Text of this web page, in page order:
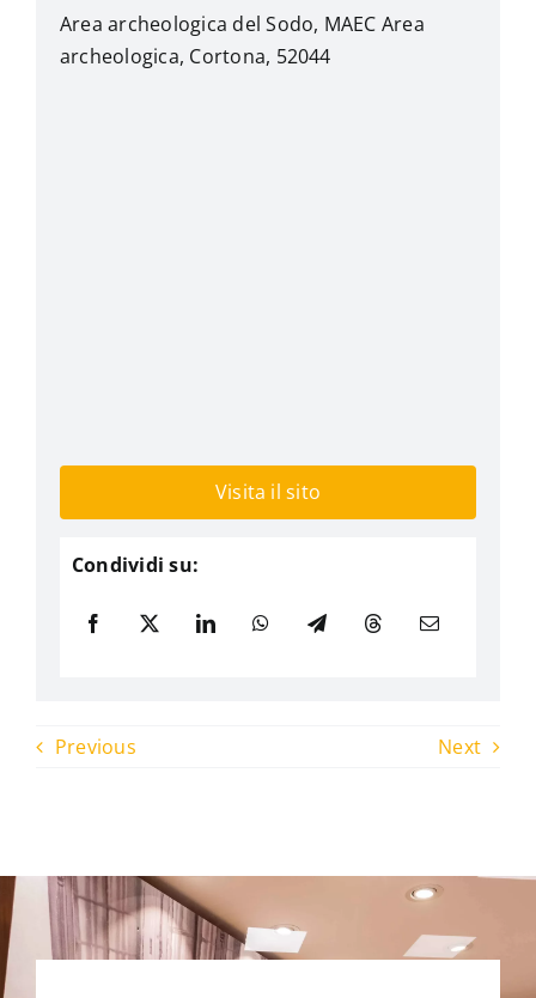
Area archeologica del Sodo, MAEC Area
archeologica, Cortona, 52044
Visita il sito
Condividi su:
Previous Next